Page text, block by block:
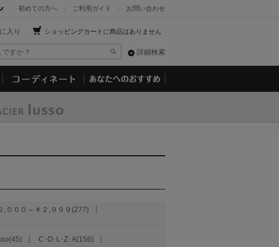
お問い合わせ
ご利用ガイド
初めての方へ
ショッピングカートに商品はありません
入り
詳細検索
,０００～￥２,９９９(277)
C･O･L･Z･A(156)